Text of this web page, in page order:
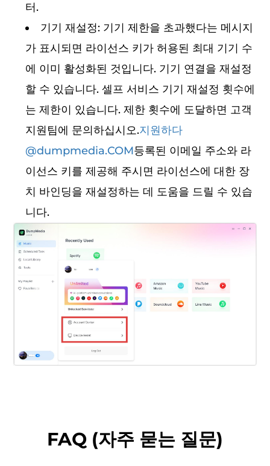
터.
기기 재설정: 기기 제한을 초과했다는 메시지
가 표시되면 라이선스 키가 허용된 최대 기기 수
에 이미 활성화된 것입니다. 기기 연결을 재설정
할 수 있습니다. 셀프 서비스 기기 재설정 횟수에
는 제한이 있습니다. 제한 횟수에 도달하면 고객
지원팀에 문의하십시오.지원하다
@dumpmedia.COM등록된 이메일 주소와 라
이선스 키를 제공해 주시면 라이선스에 대한 장
치 바인딩을 재설정하는 데 도움을 드릴 수 있습
니다.
FAQ (자주 묻는 질문)